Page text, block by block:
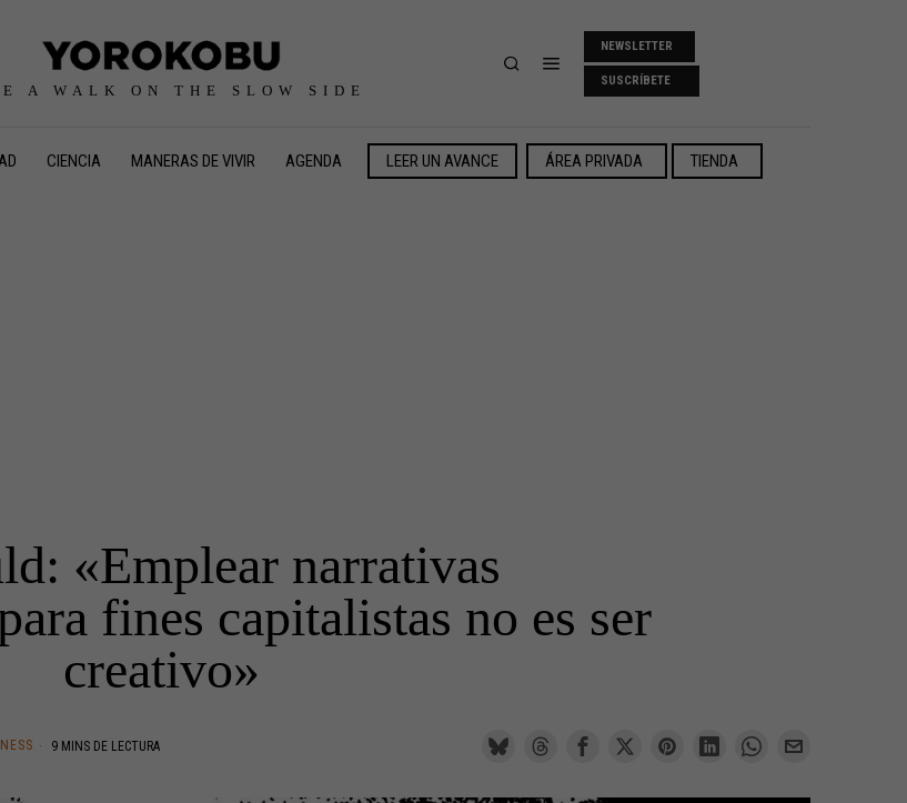
A WALK ON THE SLOW SIDE
NEWSLETTER
SUSCRÍBETE
CIENCIA MANERAS DE VIVIR AGENDA LEER UN AVANCE ÁREA PRIVADA TIENDA
«Emplear narrativas
fines capitalistas no es ser
creativo»
9 MINS DE LECTURA